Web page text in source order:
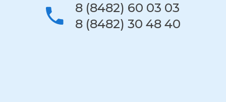
8 (8482) 60 03 03
8 (8482) 30 48 40